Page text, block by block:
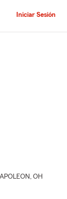
Iniciar Sesión
, OH